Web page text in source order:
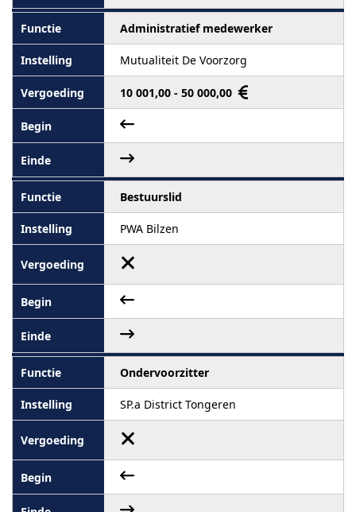
Administratief medewerker
Mutualiteit De Voorzorg
10 001,00 - 50 000,00
Bestuurslid
PWA Bilzen
Ondervoorzitter
SP.a District Tongeren